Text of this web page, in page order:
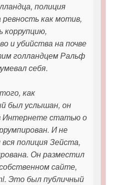
полиция
как мотив,
и убийства на почве
голландцем Ральф
себя.
как
был услышан, он
Интернете статью о
И не
полиция Зейста,
Он разместил
сайте,
Это был публичный